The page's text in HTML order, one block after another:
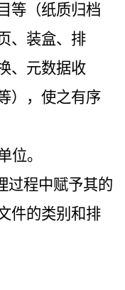
等（纸质归档
、装盒、排
、元数据收
），使之有序
位。
过程中赋予其的
件的类别和排